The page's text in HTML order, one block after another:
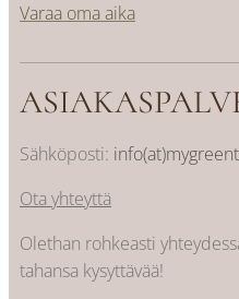
Varaa oma aika
Sähköposti:
Ota yhteyttä
Olethan rohkeasti
tahansa kysyttävää!